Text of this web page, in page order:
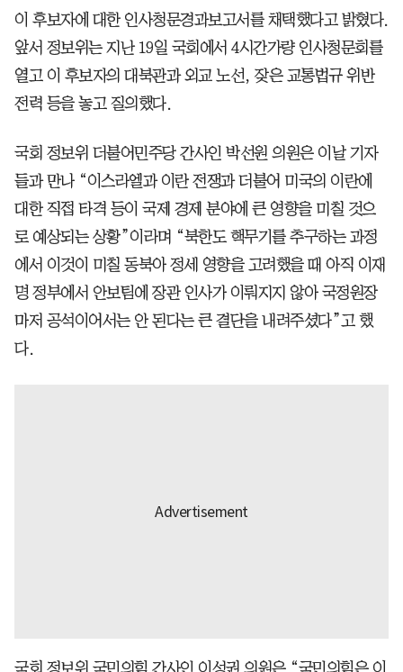
이 후보자에 대한 인사청문경과보고서를 채택했다고 밝혔다.
앞서 정보위는 지난 19일 국회에서 4시간가량 인사청문회를
열고 이 후보자의 대북관과 외교 노선, 잦은 교통법규 위반
전력 등을 놓고 질의했다.
국회 정보위 더불어민주당 간사인 박선원 의원은 이날 기자
들과 만나 “이스라엘과 이란 전쟁과 더불어 미국의 이란에
대한 직접 타격 등이 국제 경제 분야에 큰 영향을 미칠 것으
로 예상되는 상황”이라며 “북한도 핵무기를 추구하는 과정
에서 이것이 미칠 동북아 정세 영향을 고려했을 때 아직 이재
명 정부에서 안보팀에 장관 인사가 이뤄지지 않아 국정원장
마저 공석이어서는 안 된다는 큰 결단을 내려주셨다”고 했
다.
국회 정보위 국민의힘 간사인 이성권 의원은 “국민의힘은 이